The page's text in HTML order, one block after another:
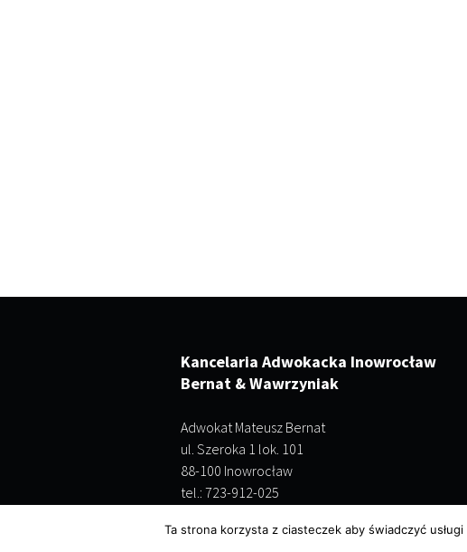
Kancelaria Adwokacka Inowrocław
Bernat & Wawrzyniak
Adwokat Mateusz Bernat
ul. Szeroka 1 lok. 101
88-100 Inowrocław
tel.: 723-912-025
Ta strona korzysta z ciasteczek aby świadczyć